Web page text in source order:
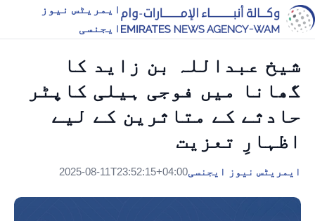
ایمریٹس نیوز
ایجنسی
شیخ عبداللہ بن زاید کا
گھانا میں فوجی ہیلی کاپٹر
حادثے کے متاثرین کے لیے
اظہارِ تعزیت
ایمریٹس نیوز ایجنسی2025-08-11T23:52:15+04:00